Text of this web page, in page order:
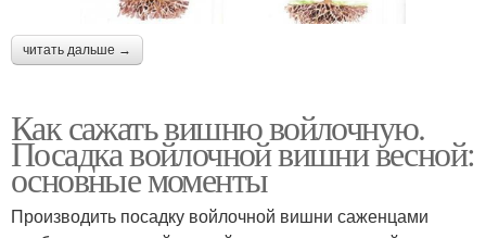
читать дальше →
Как сажать вишню войлочную.
Посадка войлочной вишни весной:
основные моменты
Производить посадку войлочной вишни саженцами